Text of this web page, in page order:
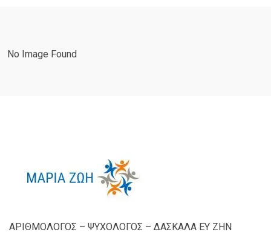
No Image Found
ΑΡΙΘΜΟΛΟΓΟΣ – ΨΥΧΟΛΟΓΟΣ – ΔΑΣΚΑΛΑ ΕΥ ΖΗΝ